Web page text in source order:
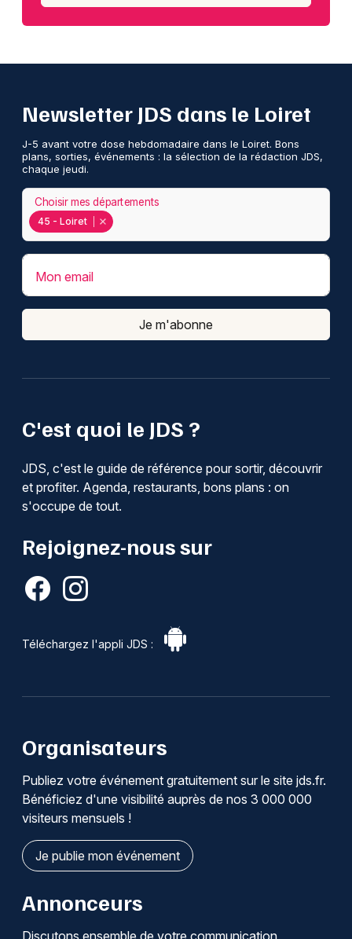
C'est quoi le JDS ?
JDS, c'est le guide de référence pour sortir, découvrir
et profiter. Agenda, restaurants, bons plans : on
s'occupe de tout.
Rejoignez-nous sur
Téléchargez l'appli JDS :
Newsletter JDS dans le Loiret
J-5 avant votre dose hebdomadaire dans le Loiret. Bons
plans, sorties, événements : la sélection de la rédaction JDS,
chaque jeudi.
45 - Loiret
Choisir mes départements
Mon email
Je m'abonne
Organisateurs
Publiez votre événement gratuitement sur le site jds.fr.
Bénéficiez d'une visibilité auprès de nos 3 000 000
visiteurs mensuels !
Je publie mon événement
Annonceurs
Discutons ensemble de votre communication